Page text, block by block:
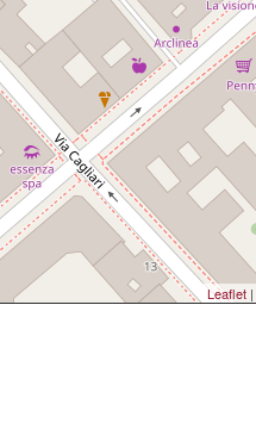
Leaflet |